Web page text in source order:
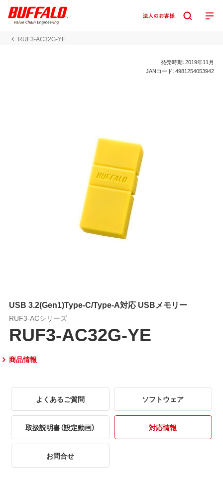
RUF3-AC32G-YE
発売時期：2019年11月
JANコード：4981254053942
USB 3.2(Gen1)Type-C/Type-A対応 USBメモリー
RUF3-ACシリーズ
RUF3-AC32G-YE
商品情報
よくあるご質問 ソフトウェア
取扱説明書（設定動画） 対応情報
お問合せ